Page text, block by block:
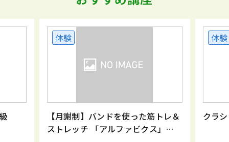
体験
【月謝制】バンドを使った筋トレ＆
ストレッチ 「アルファビクス」
体験
クラ